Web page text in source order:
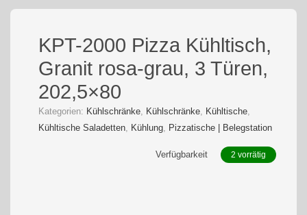
KPT-2000 Pizza Kühltisch,
Granit rosa-grau, 3 Türen,
202,5×80
Kategorien: Kühlschränke Kühlschränke Kühltische
Kühltische Saladetten
Kühlung Pizzatische | Belegstation
Verfügbarkeit 2 vorrätig